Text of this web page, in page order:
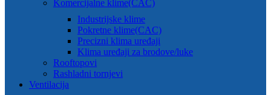
Komercijalne klime(CAC)
Industrijske klime
Pokretne klime(CAC)
Precizni klima uređaji
Klima uređaji za brodove/luke
Rooftopovi
Rashladni tornjevi
Ventilacija